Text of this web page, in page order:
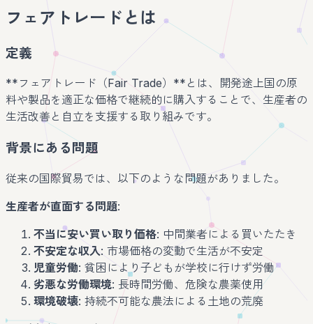
フェアトレードとは
定義
**フェアトレード（Fair Trade）**とは、開発途上国の原
料や製品を適正な価格で継続的に購入することで、生産者の
生活改善と自立を支援する取り組みです。
背景にある問題
従来の国際貿易では、以下のような問題がありました。
生産者が直面する問題:
不当に安い買い取り価格: 中間業者による買いたたき
不安定な収入: 市場価格の変動で生活が不安定
児童労働: 貧困により子どもが学校に行けず労働
劣悪な労働環境: 長時間労働、危険な農薬使用
環境破壊: 持続不可能な農法による土地の荒廃